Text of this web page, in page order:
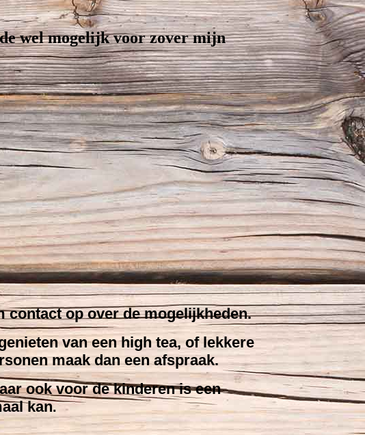
wel mogelijk voor zover mijn
contact op over de mogelijkheden.
van een high tea, of lekkere
maak dan een afspraak.
ook voor de kinderen is een
kan.